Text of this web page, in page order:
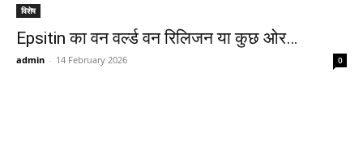
विशेष
Epsitin का वन वर्ल्ड वन रिलिजन या कुछ ओर…
admin - 14 February 2026 0